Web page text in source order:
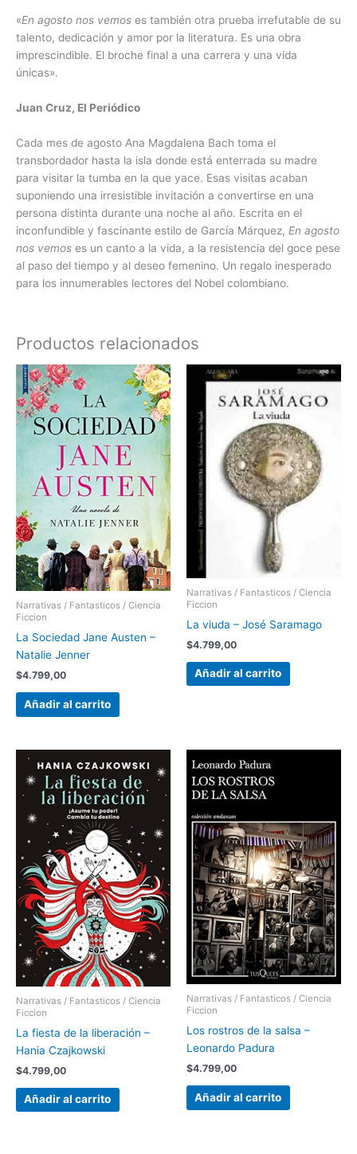
«En agosto nos vemos es también otra prueba irrefutable de su
talento, dedicación y amor por la literatura. Es una obra
imprescindible. El broche final a una carrera y una vida
únicas».
Juan Cruz, El Periódico
Cada mes de agosto Ana Magdalena Bach toma el
transbordador hasta la isla donde está enterrada su madre
para visitar la tumba en la que yace. Esas visitas acaban
suponiendo una irresistible invitación a convertirse en una
persona distinta durante una noche al año. Escrita en el
inconfundible y fascinante estilo de García Márquez, En agosto
nos vemos es un canto a la vida, a la resistencia del goce pese
al paso del tiempo y al deseo femenino. Un regalo inesperado
para los innumerables lectores del Nobel colombiano.
Productos relacionados
Narrativas / Fantasticos / Ciencia
Ficcion
La Sociedad Jane Austen –
Natalie Jenner
$4.799,00
Añadir al carrito
Narrativas / Fantasticos / Ciencia
Ficcion
La viuda – José Saramago
$4.799,00
Añadir al carrito
Narrativas / Fantasticos / Ciencia
Ficcion
La fiesta de la liberación –
Hania Czajkowski
$4.799,00
Añadir al carrito
Narrativas / Fantasticos / Ciencia
Ficcion
Los rostros de la salsa –
Leonardo Padura
$4.799,00
Añadir al carrito